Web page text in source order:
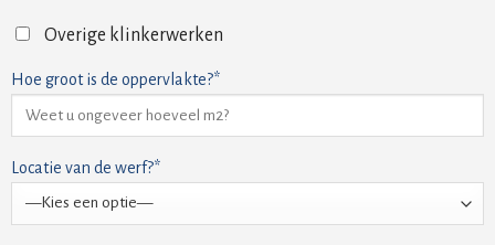
Overige klinkerwerken
Hoe groot is de oppervlakte?*
Locatie van de werf?*